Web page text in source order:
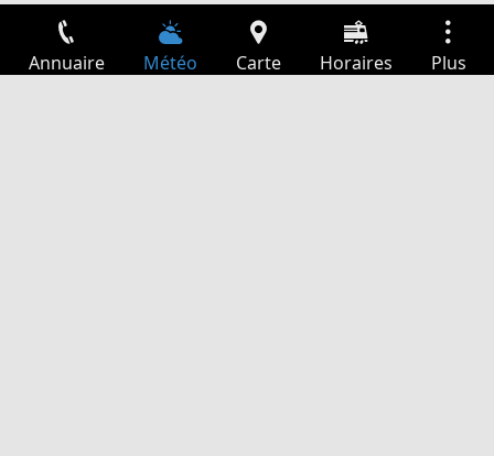
Annuaire Météo Carte Horaires Plus